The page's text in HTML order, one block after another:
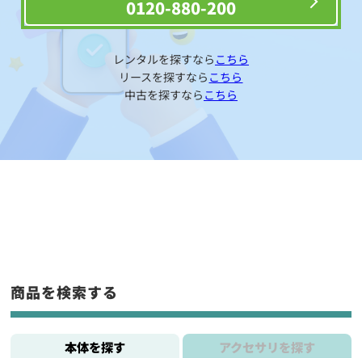
0120-880-200
レンタルを探すなら こちら
リースを探すなら こちら
中古を探すなら こちら
商品を検索する
本体を探す アクセサリを探す